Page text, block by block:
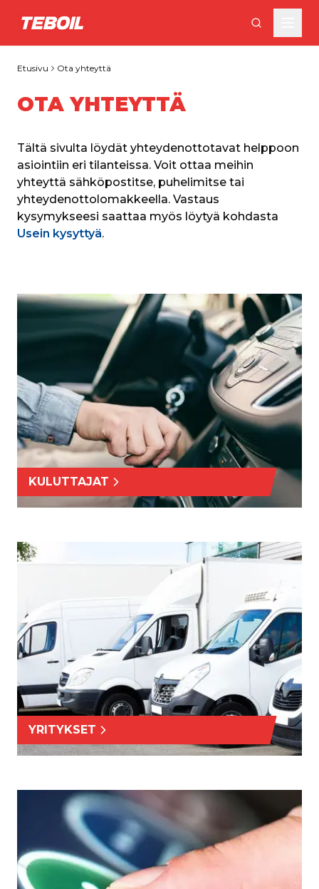
Siirry pääsisältöön
Etusivu Ota yhteyttä
OTA YHTEYTTÄ
Tältä sivulta löydät yhteydenottotavat helppoon
asiointiin eri tilanteissa. Voit ottaa meihin
yhteyttä sähköpostitse, puhelimitse tai
yhteydenottolomakkeella. Vastaus
kysymykseesi saattaa myös löytyä kohdasta
Usein kysyttyä.
KULUTTAJAT
YRITYKSET